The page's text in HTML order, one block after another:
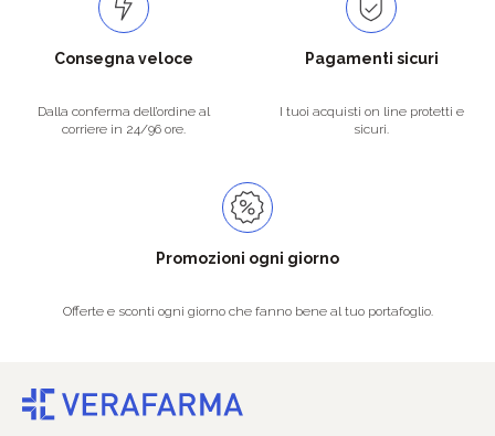
Consegna veloce
Dalla conferma dell’ordine al
corriere in 24/96 ore.
Pagamenti sicuri
I tuoi acquisti on line protetti e
sicuri.
Promozioni ogni giorno
Offerte e sconti ogni giorno che fanno bene al tuo portafoglio.